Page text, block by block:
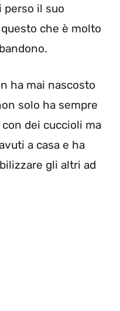
perso il suo
che è molto
ha mai nascosto
solo ha sempre
dei cuccioli ma
a casa e ha
gli altri ad